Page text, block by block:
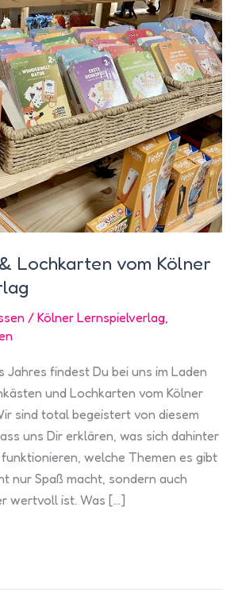
Lochkarten vom Kölner
/ Kölner Lernspielverlag,
Jahres findest Du bei uns im Laden
und Lochkarten vom Kölner
sind total begeistert von diesem
uns Dir erklären, was sich dahinter
welche Themen es gibt
nur Spaß macht, sondern auch
wertvoll ist. Was […]